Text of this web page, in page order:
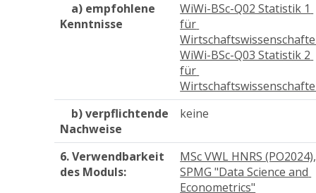
a) empfohlene
Kenntnisse
WiWi-BSc-Q02 Statistik 1
für
WiWi-BSc-Q03 Statistik 2
für
b) verpflichtende
Nachweise
keine
6. Verwendbarkeit
des Moduls:
MSc VWL HNRS (PO2024),
SPMG "Data Science and
Econometrics"